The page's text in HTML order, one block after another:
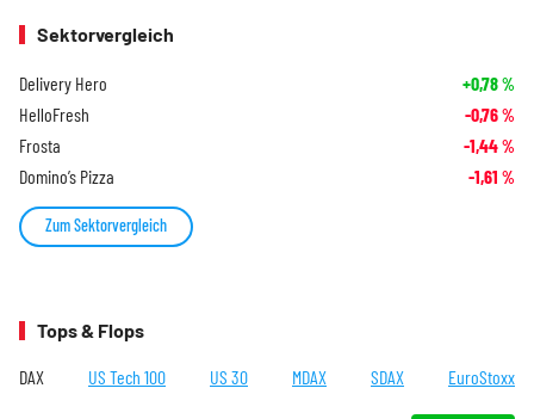
Sektorvergleich
Delivery Hero +0,78%
HelloFresh -0,76%
Frosta -1,44%
Domino’s Pizza -1,61 %
Zum Sektorvergleich
Tops & Flops
DAX US Tech 100 US 30 MDAX SDAX EuroStoxx